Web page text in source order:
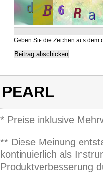
Geben Sie die Zeichen aus dem
PEARL
* Preise inklusive
** Diese Meinung
kontinuierlich als
Produktverbesserung